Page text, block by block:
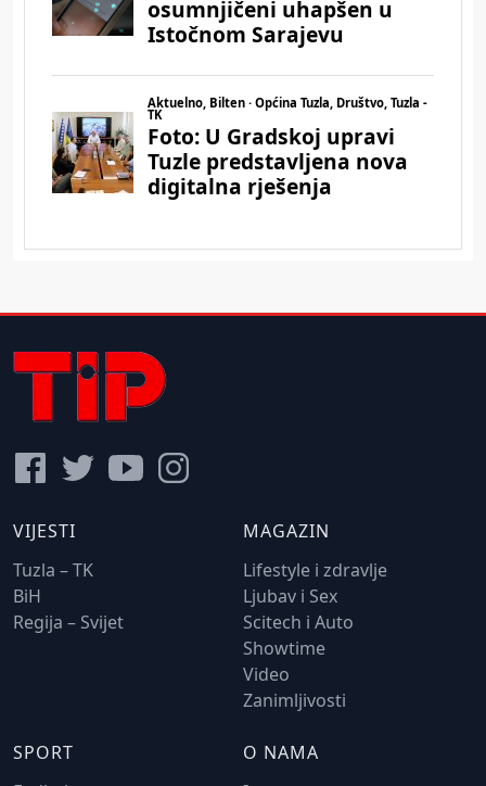
VIJESTI
Tuzla – TK
BiH
Regija – Svijet
MAGAZIN
Lifestyle i zdravlje
Ljubav i Sex
Scitech i Auto
Showtime
Video
Zanimljivosti
SPORT
O NAMA